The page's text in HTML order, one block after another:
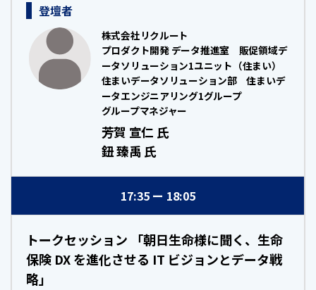
登壇者
株式会社リクルート
プロダクト開発 データ推進室 販促領域デ
ータソリューション1ユニット（住まい）
住まいデータソリューション部 住まいデ
ータエンジニアリング1グループ
グループマネジャー
芳賀 宣仁 氏
鈕 臻禹 氏
17:35 18:05
トークセッション 「朝日生命様に聞く、生命
保険 DX を進化させる IT ビジョンとデータ戦
略」